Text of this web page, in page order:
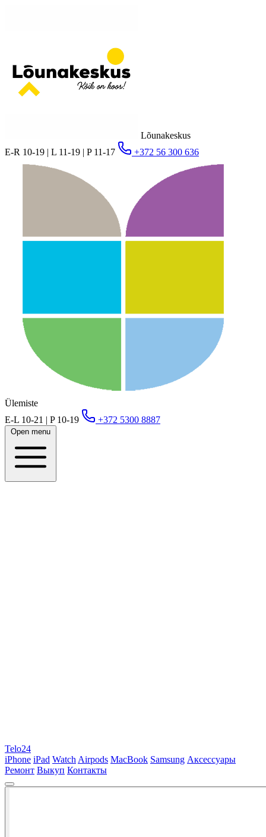
Lõunakeskus
E-R 10-19 | L 11-19 | P 11-17
+372 56 300 636
Ülemiste
E-L 10-21 | P 10-19
+372 5300 8887
Open menu
Telo24
iPhone iPad Watch Airpods MacBook Samsung Аксессуары
Ремонт Выкуп Контакты